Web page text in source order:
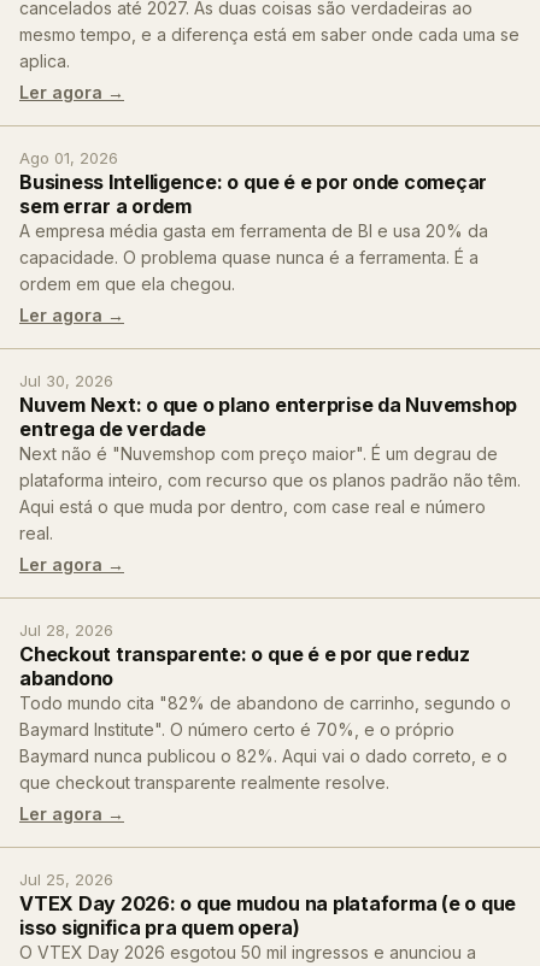
cancelados até 2027. As duas coisas são verdadeiras ao
mesmo tempo, e a diferença está em saber onde cada uma se
aplica.
Ler agora →
Ago 01, 2026
Business Intelligence: o que é e por onde começar
sem errar a ordem
A empresa média gasta em ferramenta de BI e usa 20% da
capacidade. O problema quase nunca é a ferramenta. É a
ordem em que ela chegou.
Ler agora →
Jul 30, 2026
Nuvem Next: o que o plano enterprise da Nuvemshop
entrega de verdade
Next não é "Nuvemshop com preço maior". É um degrau de
plataforma inteiro, com recurso que os planos padrão não têm.
Aqui está o que muda por dentro, com case real e número
real.
Ler agora →
Jul 28, 2026
Checkout transparente: o que é e por que reduz
abandono
Todo mundo cita "82% de abandono de carrinho, segundo o
Baymard Institute". O número certo é 70%, e o próprio
Baymard nunca publicou o 82%. Aqui vai o dado correto, e o
que checkout transparente realmente resolve.
Ler agora →
Jul 25, 2026
VTEX Day 2026: o que mudou na plataforma (e o que
isso significa pra quem opera)
O VTEX Day 2026 esgotou 50 mil ingressos e anunciou a